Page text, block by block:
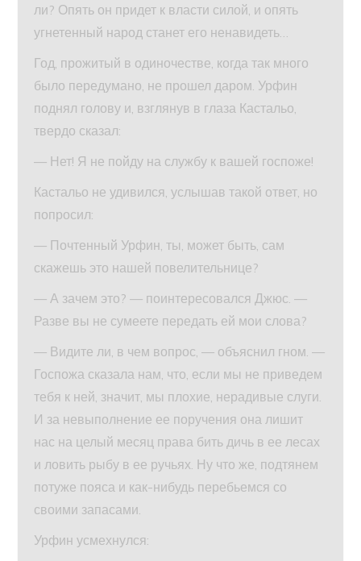
ли? Опять он придет к власти силой, и опять
угнетенный народ станет его ненавидеть…
Год, прожитый в одиночестве, когда так много
было передумано, не прошел даром. Урфин
поднял голову и, взглянув в глаза Кастальо,
твердо сказал:
— Нет! Я не пойду на службу к вашей госпоже!
Кастальо не удивился, услышав такой ответ, но
попросил:
— Почтенный Урфин, ты, может быть, сам
скажешь это нашей повелительнице?
— А зачем это? — поинтересовался Джюс. —
Разве вы не сумеете передать ей мои слова?
— Видите ли, в чем вопрос, — объяснил гном. —
Госпожа сказала нам, что, если мы не приведем
тебя к ней, значит, мы плохие, нерадивые слуги.
И за невыполнение ее поручения она лишит
нас на целый месяц права бить дичь в ее лесах
и ловить рыбу в ее ручьях. Ну что же, подтянем
потуже пояса и как-нибудь перебьемся со
своими запасами.
Урфин усмехнулся: